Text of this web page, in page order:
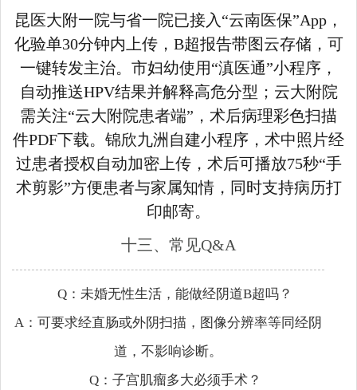
昆医大附一院与省一院已接入“云南医保”App，
化验单30分钟内上传，B超报告带图云存储，可
一键转发主治。市妇幼使用“滇医通”小程序，
自动推送HPV结果并解释高危分型；云大附院
需关注“云大附院患者端”，术后病理彩色扫描
件PDF下载。锦欣九洲自建小程序，术中照片经
过患者授权自动加密上传，术后可播放75秒“手
术剪影”方便患者与家属知情，同时支持病历打
印邮寄。
十三、常见Q&A
Q：未婚无性生活，能做经阴道B超吗？
A：可要求经直肠或外阴扫描，图像分辨率等同经阴
道，不影响诊断。
Q：子宫肌瘤多大必须手术？